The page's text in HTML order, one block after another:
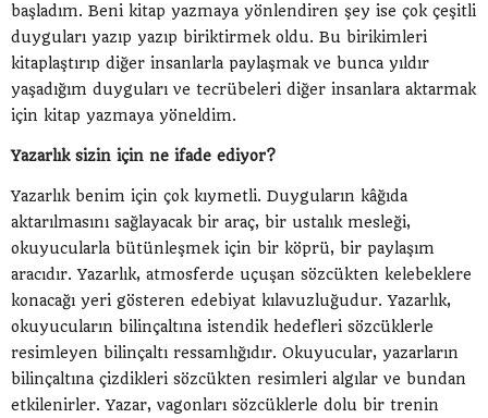
başladım. Beni kitap yazmaya yönlendiren şey ise çok çeşitli
duyguları yazıp yazıp biriktirmek oldu. Bu birikimleri
kitaplaştırıp diğer insanlarla paylaşmak ve bunca yıldır
yaşadığım duyguları ve tecrübeleri diğer insanlara aktarmak
için kitap yazmaya yöneldim.
Yazarlık sizin için ne ifade ediyor?
Yazarlık benim için çok kıymetli. Duyguların kâğıda
aktarılmasını sağlayacak bir araç, bir ustalık mesleği,
okuyucularla bütünleşmek için bir köprü, bir paylaşım
aracıdır. Yazarlık, atmosferde uçuşan sözcükten kelebeklere
konacağı yeri gösteren edebiyat kılavuzluğudur. Yazarlık,
okuyucuların bilinçaltına istendik hedefleri sözcüklerle
resimleyen bilinçaltı ressamlığıdır. Okuyucular, yazarların
bilinçaltına çizdikleri sözcükten resimleri algılar ve bundan
etkilenirler. Yazar, vagonları sözcüklerle dolu bir trenin